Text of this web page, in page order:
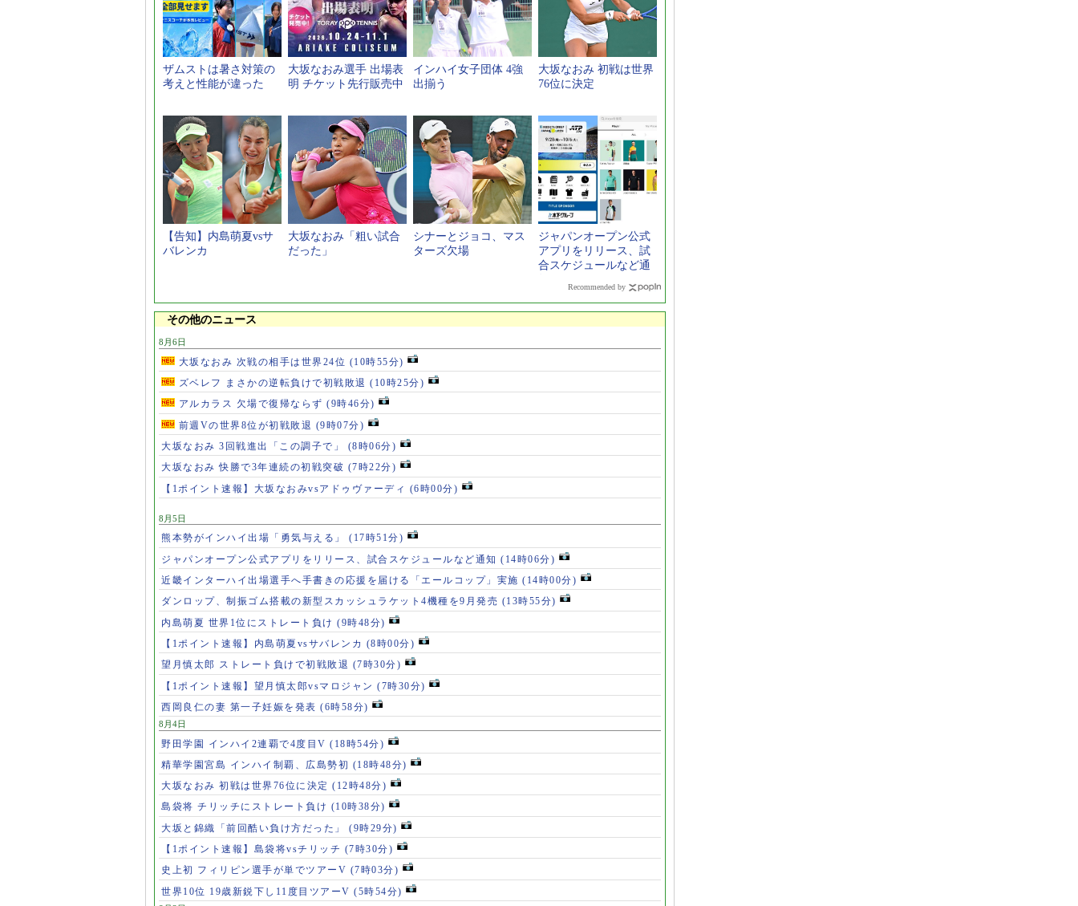
ザムストは暑さ対策の
考えと性能が違った
大坂なおみ選手 出場表
明 チケット先行販売中
インハイ女子団体 4強
出揃う
大坂なおみ 初戦は世界
76位に決定
【告知】内島萌夏vsサ
バレンカ
大坂なおみ「粗い試合
だった」
シナーとジョコ、マス
ターズ欠場
ジャパンオープン公式
アプリをリリース、試
合スケジュールなど通
Recommended by
その他のニュース
8月6日
大坂なおみ 次戦の相手は世界24位 (10時55分)
ズベレフ まさかの逆転負けで初戦敗退 (10時25分)
アルカラス 欠場で復帰ならず (9時46分)
前週Vの世界8位が初戦敗退 (9時07分)
大坂なおみ 3回戦進出「この調子で」 (8時06分)
大坂なおみ 快勝で3年連続の初戦突破 (7時22分)
【1ポイント速報】大坂なおみvsアドゥヴァーディ (6時00分)
8月5日
熊本勢がインハイ出場「勇気与える」 (17時51分)
ジャパンオープン公式アプリをリリース、試合スケジュールなど通知 (14時06分)
近畿インターハイ出場選手へ手書きの応援を届ける「エールコップ」実施 (14時00分)
ダンロップ、制振ゴム搭載の新型スカッシュラケット4機種を9月発売 (13時55分)
内島萌夏 世界1位にストレート負け (9時48分)
【1ポイント速報】内島萌夏vsサバレンカ (8時00分)
望月慎太郎 ストレート負けで初戦敗退 (7時30分)
【1ポイント速報】望月慎太郎vsマロジャン (7時30分)
西岡良仁の妻 第一子妊娠を発表 (6時58分)
8月4日
野田学園 インハイ2連覇で4度目V (18時54分)
精華学園宮島 インハイ制覇、広島勢初 (18時48分)
大坂なおみ 初戦は世界76位に決定 (12時48分)
島袋将 チリッチにストレート負け (10時38分)
大坂と錦織「前回酷い負け方だった」 (9時29分)
【1ポイント速報】島袋将vsチリッチ (7時30分)
史上初 フィリピン選手が単でツアーV (7時03分)
世界10位 19歳新鋭下し11度目ツアーV (5時54分)